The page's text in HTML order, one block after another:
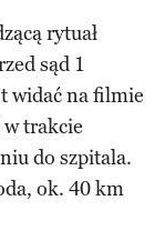
rytuał
sąd 1
widać na filmie
trakcie
do szpitala.
ok. 40 km